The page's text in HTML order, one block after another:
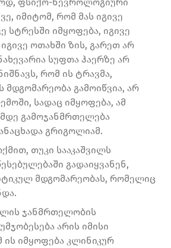
იმიტომ, რომ მას იგივე
სტრესში იმყოფება, იგივე
ოთახში ზის, გარეთ არ
სუფთა ჰაერზე არ
რომ ის ტრავმა,
მდგომარეობა გამოიწვია, არ
სადაც იმყოფება, ამ
გამოჯანმრთელება
გრიგოლიამ.
თუკი სააკაშვილს
გადაიყვანენ,
მდგომარეობას, რომელიც
ჯანმრთელობის
არის იმისი
ის იმყოფება კლინიკურ